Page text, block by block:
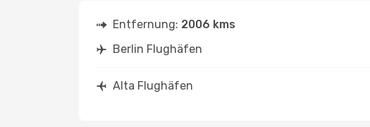
Entfernung: 2006 kms
Berlin Flughäfen
Alta Flughäfen